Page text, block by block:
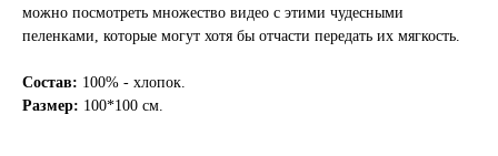
можно посмотреть множество видео с этими чудесными
пеленками, которые могут хотя бы отчасти передать их мягкость.
Состав: 100% - хлопок.
Размер: 100*100 см.